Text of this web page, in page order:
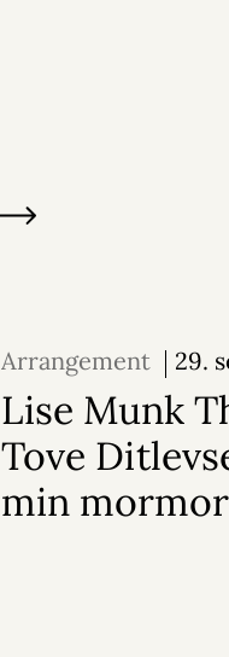
Arrangement
29.
2026
Lise Munk
Tove
min mormor